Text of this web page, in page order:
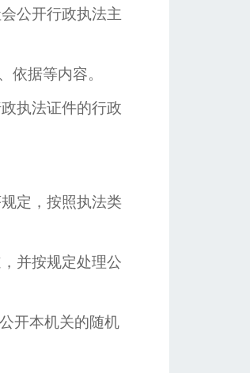
公开行政执法主
依据等内容。
执法证件的行政
定，按照执法类
并按规定处理公
开本机关的随机